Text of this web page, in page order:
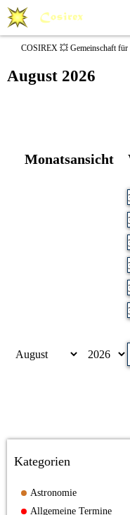
COSIREX 💥 Gemeinschaft für
August 2026
Monatsansicht
Kategorien
Astronomie
Allgemeine Termine